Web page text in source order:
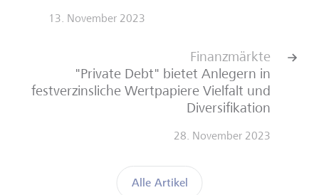
13. November 2023
Alle Artikel
Finanzmärkte
"Private Debt" bietet Anlegern in
festverzinsliche Wertpapiere Vielfalt und
Diversifikation
28. November 2023